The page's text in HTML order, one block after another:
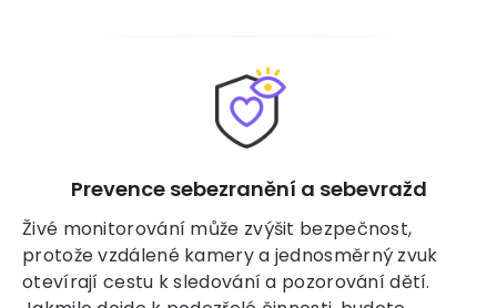
Prevence sebezranění a sebevražd
Živé monitorování může zvýšit bezpečnost,
protože vzdálené kamery a jednosměrný zvuk
otevírají cestu k sledování a pozorování dětí.